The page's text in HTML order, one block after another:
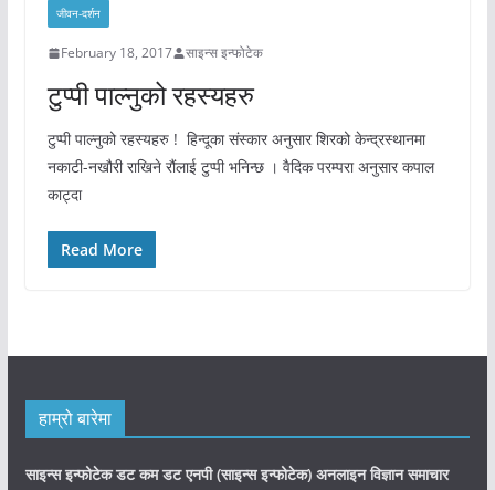
जीवन-दर्शन
February 18, 2017 साइन्स इन्फोटेक
टुप्पी पाल्नुको रहस्यहरु
टुप्पी पाल्नुको रहस्यहरु ! हिन्दूका संस्कार अनुसार शिरको केन्द्रस्थानमा
नकाटी-नखौरी राखिने रौंलाई टुप्पी भनिन्छ । वैदिक परम्परा अनुसार कपाल
काट्दा
Read More
हाम्रो बारेमा
साइन्स इन्फोटेक डट कम डट एनपी (साइन्सइन्फोटेक) अनलाइन विज्ञान समाचार